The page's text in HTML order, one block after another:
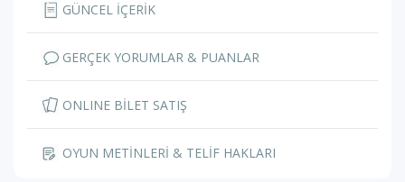
GÜNCEL İÇERİK
GERÇEK YORUMLAR & PUANLAR
ONLINE BİLET SATIŞ
OYUN METİNLERİ & TELİF HAKLARI